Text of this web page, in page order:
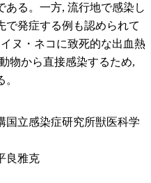
ある。一方, 流行地で感染し
で発症する例も認められて
ヌ・ネコに致死的な出血熱
物から直接感染するため,
立感染症研究所獣医科学
雅克
学部